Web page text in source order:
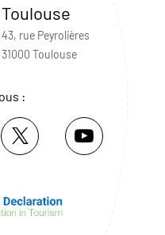
Toulouse
43, rue Peyrolières
31000 Toulouse
: